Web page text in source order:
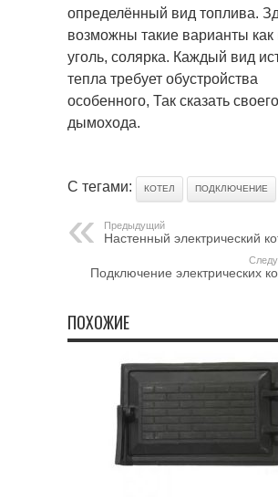
определённый вид топлива.
возможны такие варианты как
уголь, солярка. Каждый вид
тепла требует обустройства
особенного, Так сказать своего
дымохода.
С тегами: КОТЕЛ ПОДКЛЮЧЕНИЕ
Предыдущий
Настенный электрический
Подключение электрических
ПОХОЖИЕ